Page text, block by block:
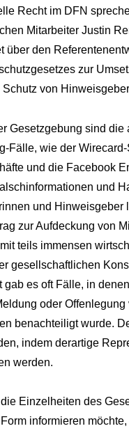
Recht im DFN
Mitarbeiter Justin
über den
zur
von
Gesetzgebung sind die
Fälle, wie der
und die Facebook
und
und Hinweisgeber
zur Aufdeckung von
teils immensen
gesellschaftlichen
gab es oft Fälle, in
oder Offenlegung
benachteiligt wurde.
indem derartige
werden.
Einzelheiten des
informieren